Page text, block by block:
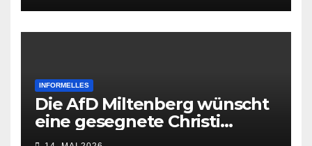
INFORMELLES
Die AfD Miltenberg wünscht
eine gesegnete Christi
Himmelfahrt